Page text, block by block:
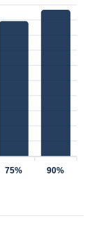
75% 90%